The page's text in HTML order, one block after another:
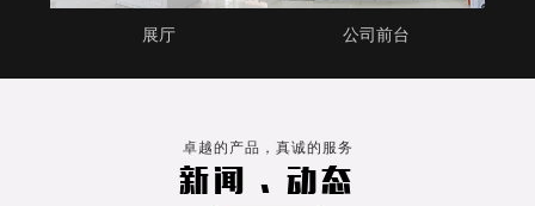
展厅 公司前台
卓越的产品，真诚的服务
新闻 . 动态